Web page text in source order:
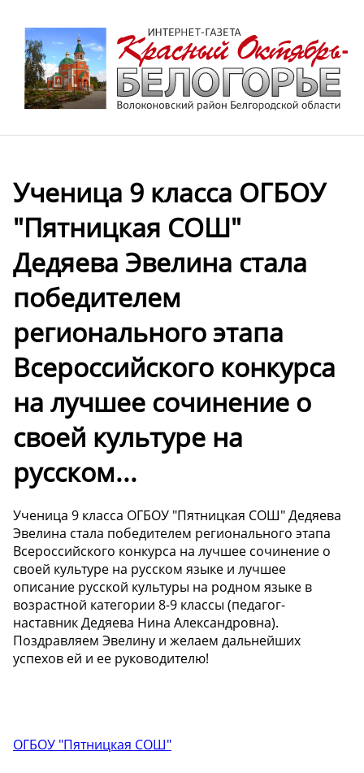
Ученица 9 класса ОГБОУ
"Пятницкая СОШ"
Дедяева Эвелина стала
победителем
регионального этапа
Всероссийского конкурса
на лучшее сочинение о
своей культуре на
русском...
Ученица 9 класса ОГБОУ "Пятницкая СОШ" Дедяева
Эвелина стала победителем регионального этапа
Всероссийского конкурса на лучшее сочинение о
своей культуре на русском языке и лучшее
описание русской культуры на родном языке в
возрастной категории 8-9 классы (педагог-
наставник Дедяева Нина Александровна).
Поздравляем Эвелину и желаем дальнейших
успехов ей и ее руководителю!
ОГБОУ "Пятницкая СОШ"